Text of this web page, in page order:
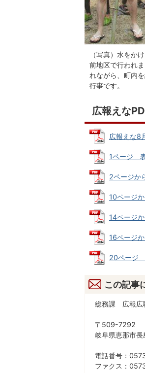
（写真）水をか
前地区で行われ
れながら、町内
行事です。
広報えな
広報えな8
1ページ
2ページか
10ページ
14ページ
16ページ
20ページ
この記事
総務課 広報広
〒509-7292
岐阜県恵那市
電話番号：
ファクス：